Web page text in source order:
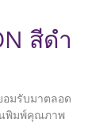
สีดำ
อมรับมาตลอด
นพิมพ์คุณภาพ